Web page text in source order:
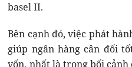
basel II.
Bên cạnh đó, việc phát
giúp ngân hàng cân đối
vốn, nhất là trong bối